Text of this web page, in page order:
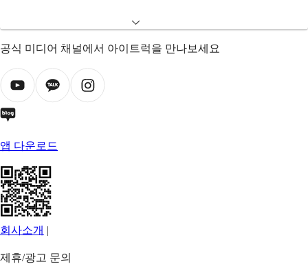
공식 미디어 채널에서 아이트럭을 만나보세요
앱 다운로드
회사소개 |
제휴/광고 문의